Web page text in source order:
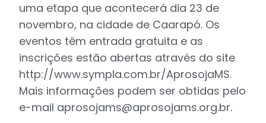
uma etapa que acontecerá dia 23 de
novembro, na cidade de Caarapó. Os
eventos têm entrada gratuita e as
inscrições estão abertas através do site
http://www.sympla.com.br/AprosojaMS.
Mais informações podem ser obtidas pelo
e-mail aprosojams@aprosojams.org.br.